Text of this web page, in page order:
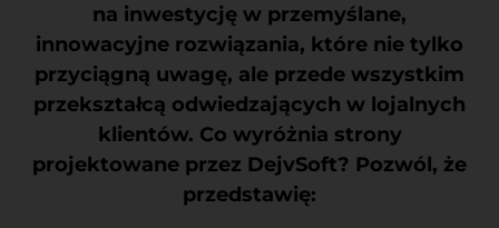
na inwestycję w przemyślane,
innowacyjne rozwiązania, które nie tylko
przyciągną uwagę, ale przede wszystkim
przekształcą odwiedzających w lojalnych
klientów. Co wyróżnia strony
projektowane przez DejvSoft? Pozwól, że
przedstawię: